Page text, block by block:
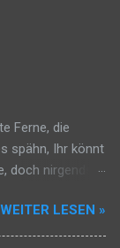
Ferne, die
spähn, Ihr könnt
doch nirgends
Gottes
Bethlehems
WEITER LESEN »